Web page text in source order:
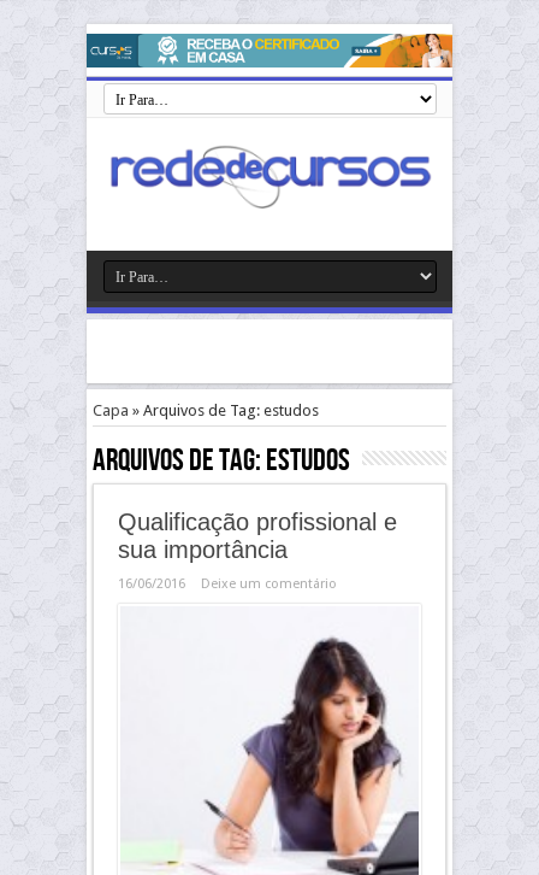
Capa » Arquivos de Tag: estudos
Arquivos de Tag:estudos
Qualificação profissional e
sua importância
16/06/2016 Deixe um comentário